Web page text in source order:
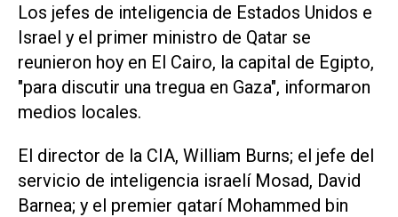
Los jefes de inteligencia de Estados Unidos e
Israel y el primer ministro de Qatar se
reunieron hoy en El Cairo, la capital de Egipto,
"para discutir una tregua en Gaza", informaron
medios locales.
El director de la CIA, William Burns; el jefe del
servicio de inteligencia israelí Mosad, David
Barnea; y el premier qatarí Mohammed bin